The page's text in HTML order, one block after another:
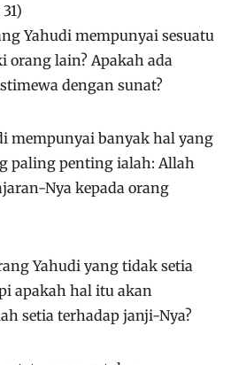
Yahudi mempunyai sesuatu
lain? Apakah ada
dengan sunat?
mempunyai banyak hal yang
paling penting ialah: Allah
Nya kepada orang
Yahudi yang tidak setia
apakah hal itu akan
setia terhadap janji-Nya?